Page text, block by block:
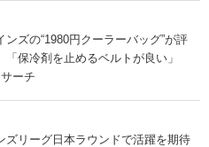
ズの“1980円クーラーバッグ”が評
保冷剤を止めるベルトが良い」
ーチ
ズリーグ日本ラウンドで活躍を期待